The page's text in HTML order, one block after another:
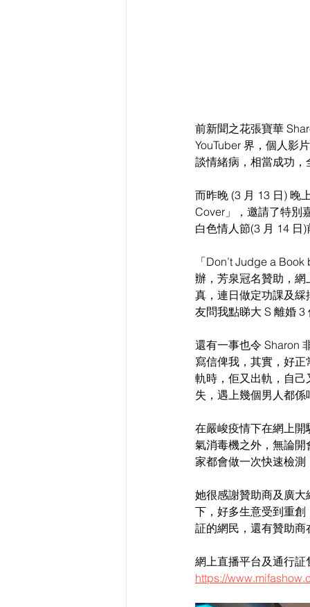
前新聞之花張寶華
YouTuber 界，個人影
談情緒病，相當成功
而昨晚 (3 月 13 日) 晚
Cover」，邀請了特別
白色情人節(3 月 14 日
「Don’t Judge a
辦，芳泉冠名贊助，
真，連日做定功課及
友問我點睇大 S 離婚
還有一事也令 Sharon
寫信俾我，其實，好
軌時，佢又出軌，自
失，遇上幾個男人都
在嚴峻疫情下在網上
氣消毒機之外，無論
家都會做一次快速檢
她很感謝贊助商及廣
下，好多生意受到重
証的網民，還有贊助
網上直播平台及通行証
https://